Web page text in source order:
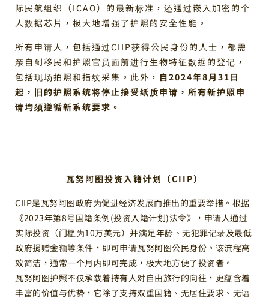
际民航组织（ICAO）的最新标准，还通过嵌入加密的个
人数据芯片，极大地增强了护照的安全性能。
所有申请人，包括通过CIIP获得公民身份的人士，都需
亲自到移民和护照官员面前进行生物特征数据的登记，
包括现场拍照和指纹采集。此外， 自2024年8月31日
起，旧的护照系统将停止接受纸质申请，所有新护照申
请均须遵循新系统要求。
瓦努阿图投资入籍计划（CIIP）
CIIP是瓦努阿图政府为促进经济发展而推出的重要举措。根据
《2023年第8号国籍条例(投资入籍计划)法令》，申请人通过
实际投资（门槛为10万美元）并满足年龄、无犯罪记录及最低
政府捐赠金额等条件，即可申请瓦努阿图公民身份。该流程高
效简洁，通常一个月内即可完成，极大地方便了投资者。
瓦努阿图护照不仅承载着持有人对自由旅行的向往，更蕴含着
丰富的价值与优势，它除了支持双重国籍、无居住要求、无语